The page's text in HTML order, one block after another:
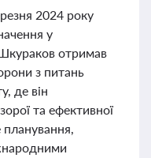
2024 року
у
отримав
з питань
де він
та ефективної